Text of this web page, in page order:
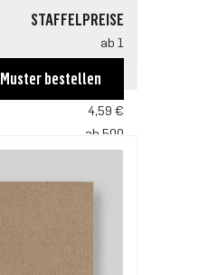
STAFFELPREISE
ab 1
ab 100
4,59 €
ab 500
ab 1000
Muster bestellen